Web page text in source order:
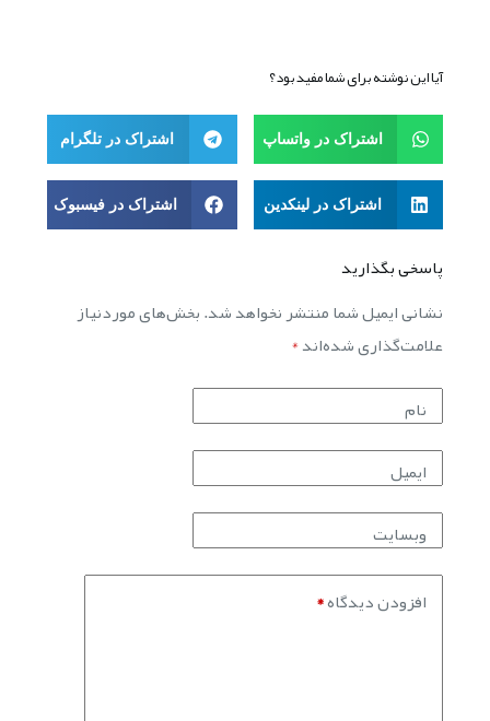
آیا این نوشته برای شما مفید بود؟
اشتراک در واتساپ اشتراک در تلگرام
اشتراک در لینکدین اشتراک در فیسبوک
پاسخی بگذارید
نشانی ایمیل شما منتشر نخواهد شد.بخش‌های موردنیاز
علامت‌گذاری شده‌اند*
نام
ایمیل
وبسایت
افزودن دیدگاه*